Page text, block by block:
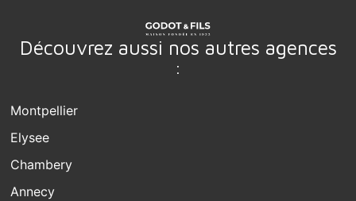
Découvrez aussi nos autres agences
:
Montpellier
Elysee
Chambery
Annecy